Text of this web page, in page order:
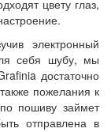
цвету глаз,
электронный
себя шубу, мы
достаточно
пожелания к
пошиву займет
отправлена в